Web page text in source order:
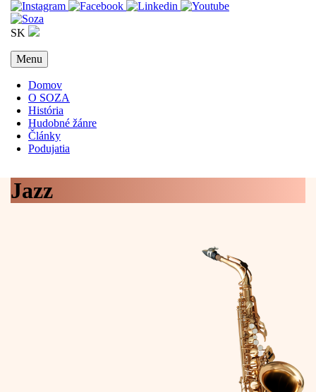
SK
Menu
Domov
O SOZA
História
Hudobné žánre
Články
Podujatia
Jazz